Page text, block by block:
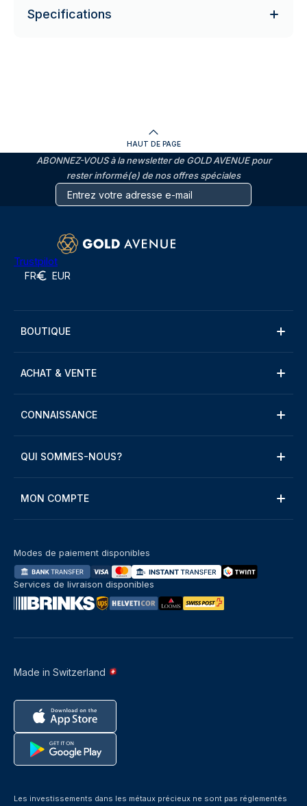
Specifications
HAUT DE PAGE
ABONNEZ-VOUS à la newsletter de GOLD AVENUE pour
rester informé(e) de nos offres spéciales
Trustpilot
FR EUR
BOUTIQUE
ACHAT & VENTE
CONNAISSANCE
QUI SOMMES-NOUS?
MON COMPTE
Made in Switzerland
Modes de paiement disponibles
Services de livraison disponibles
Les investissements dans les métaux précieux ne sont pas réglementés